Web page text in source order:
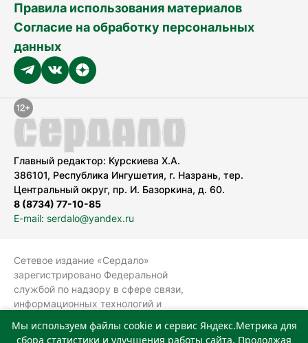
Правила использования материалов
Согласие на обработку персональных
данных
Главный редактор: Курскиева Х.А.
386101, Республика Ингушетия, г. Назрань, тер.
Центральный округ, пр. И. Базоркина, д. 60.
8 (8734) 77-10-85
E-mail: serdalo@yandex.ru
Сетевое издание «Сердало»
зарегистрировано Федеральной
службой по надзору в сфере связи,
информационных технологий и
(Роскомнадзор).
Мы используем файлы cookie и сервис Яндекс.Метрика для
сбора статистики и улучшения работы сайта. Продолжая